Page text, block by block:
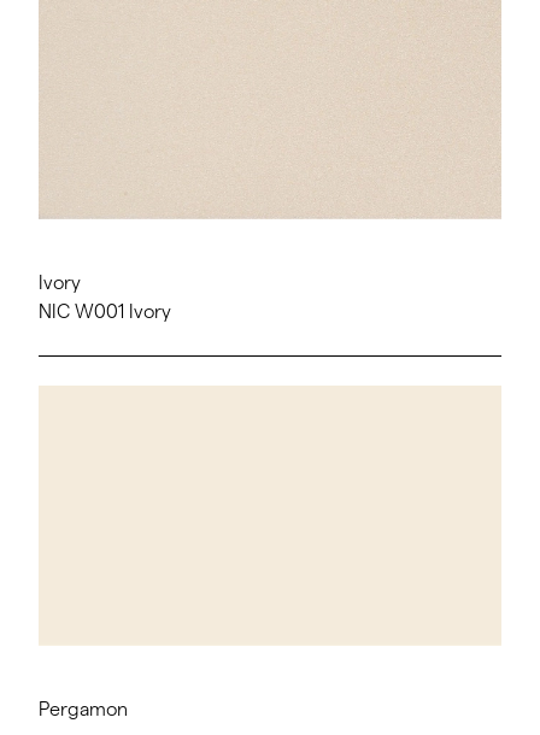
Ivory
NIC W001 Ivory
Pergamon